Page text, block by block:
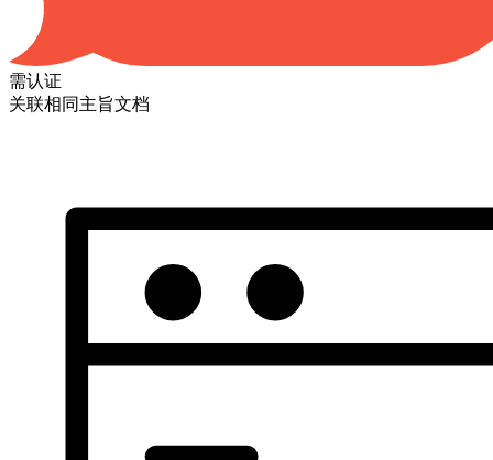
需认证
关联相同主旨文档